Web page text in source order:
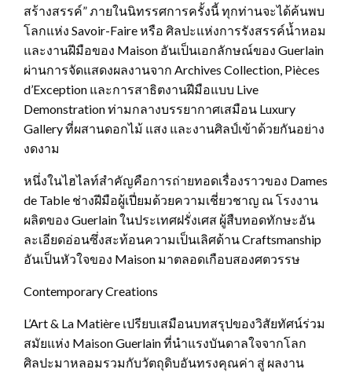
สร้างสรรค์” ภายในนิทรรศการครั้งนี้ ทุกท่านจะได้ค้นพบ
โลกแห่ง Savoir-Faire หรือ ศิลปะแห่งการรังสรรค์น้ำหอม
และงานฝีมือของ Maison อันเป็นเอกลักษณ์ของ Guerlain
ผ่านการจัดแสดงผลงานจาก Archives Collection, Pièces
d’Exception และการสาธิตงานฝีมือแบบ Live
Demonstration ท่ามกลางบรรยากาศเสมือน Luxury
Gallery ที่ผสานดอกไม้ แสง และงานศิลป์เข้าด้วยกันอย่าง
งดงาม
หนึ่งในไฮไลท์สำคัญคือการถ่ายทอดเรื่องราวของ Dames
de Table ช่างฝีมือผู้เปี่ยมด้วยความเชี่ยวชาญ ณ โรงงาน
ผลิตของ Guerlain ในประเทศฝรั่งเศส ผู้สืบทอดทักษะอัน
ละเอียดอ่อนซึ่งสะท้อนความเป็นเลิศด้าน Craftsmanship
อันเป็นหัวใจของ Maison มาตลอดเกือบสองศตวรรษ
Contemporary Creations
L’Art & La Matière เปรียบเสมือนบทสรุปของวิสัยทัศน์ร่วม
สมัยแห่ง Maison Guerlain ที่นำแรงบันดาลใจจากโลก
ศิลปะมาหลอมรวมกับวัตถุดิบอันทรงคุณค่า สู่ ผลงาน